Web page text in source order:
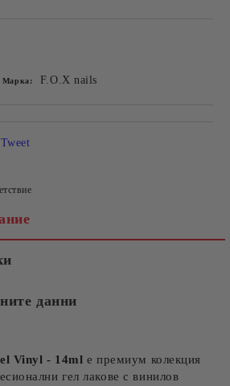
Марка: F.O.X nails
Tweet
данни
Vinyl - 14ml е премиум колекция
гел лакове с винилов